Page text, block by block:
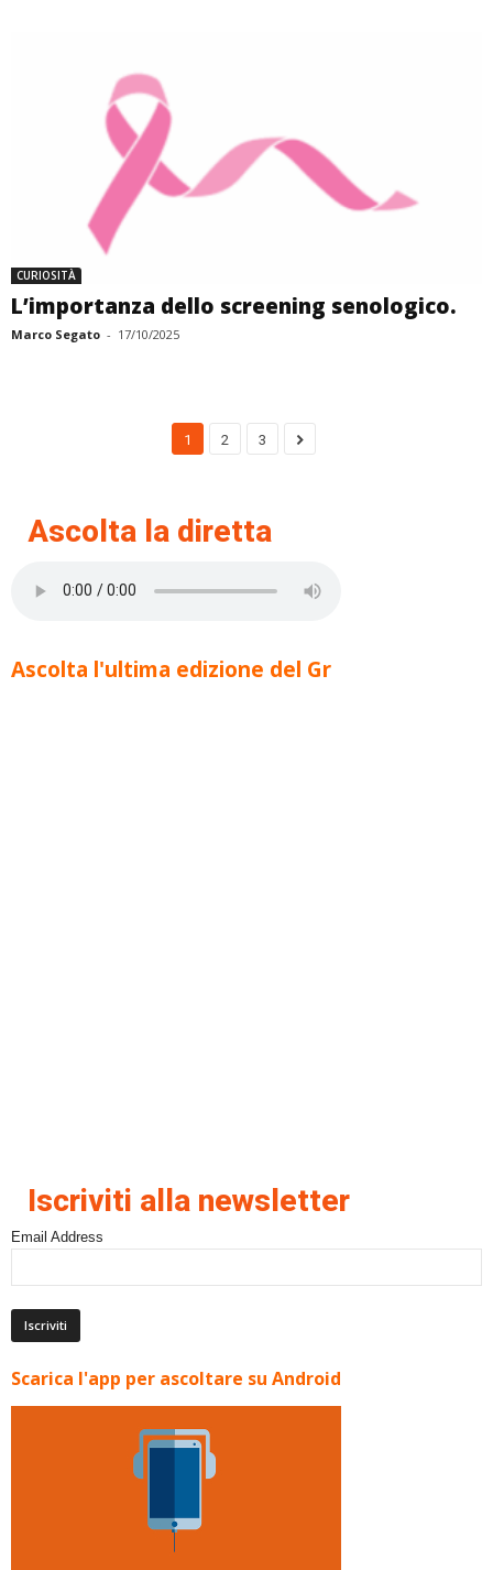
CURIOSITÀ
L’importanza dello screening senologico.
Marco Segato - 17/10/2025
1 2 3
Ascolta la diretta
Ascolta l'ultima edizione del Gr
Iscriviti alla newsletter
Email Address
Scarica l'app per ascoltare su Android